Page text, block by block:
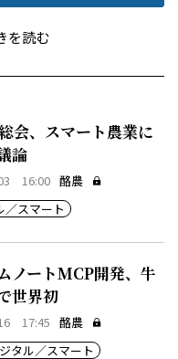
を読む
会、スマート農業に
論
16:00 酪農
／スマート
ノートMCP開発、牛
世界初
17:45 酪農
タル／スマート